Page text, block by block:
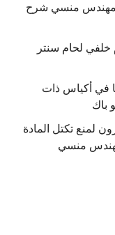
موديل 952 ماركة مهندس منسي شرح
خلفي لحام سنتر
في أكياس ذات
لمنع تكتل المادة